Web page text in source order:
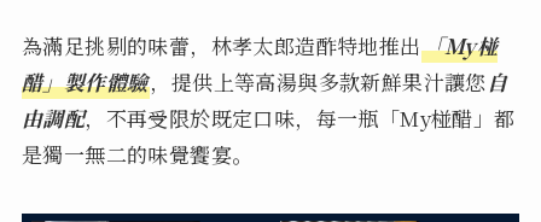
為滿足挑剔的味蕾，林孝太郎造酢特地推出「My椪
醋」製作體驗，提供上等高湯與多款新鮮果汁讓您 自
由調配，不再受限於既定口味，每一瓶「My椪醋」都
是獨一無二的味覺饗宴。